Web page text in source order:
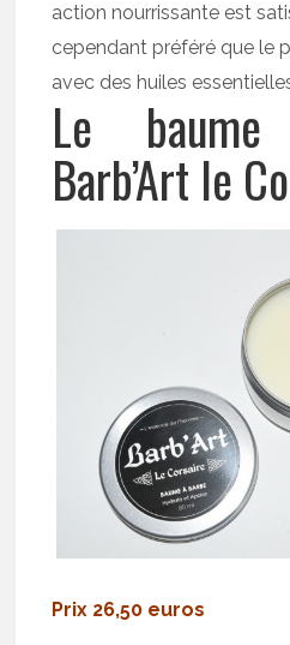
action nourrissante est
cependant préféré que le
avec des huiles
Le
Barb’Art le
Prix 26,50 euros